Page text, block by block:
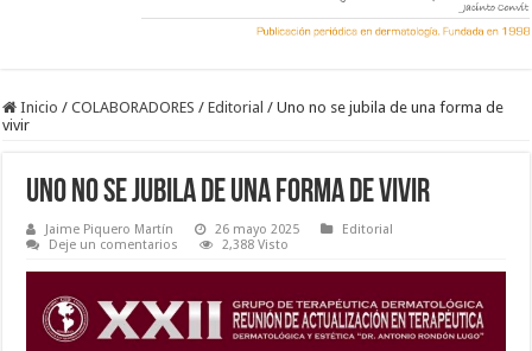
Inicio / COLABORADORES / Editorial / Uno no se jubila de una forma de
vivir
Uno no se jubila de una forma de vivir
Jaime Piquero Martín 26 mayo 2025
Editorial
Deje un comentarios
2,388 Visto